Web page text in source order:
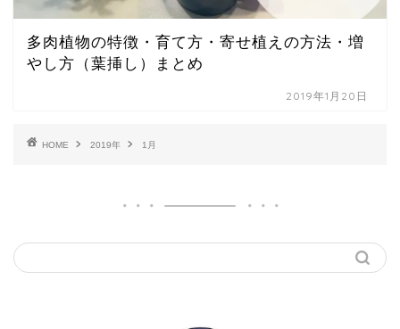
多肉植物の特徴・育て方・寄せ植えの方法・増
やし方（葉挿し）まとめ
2019年1月20日
HOME 2019年 1月